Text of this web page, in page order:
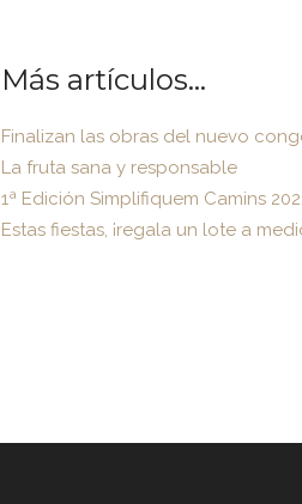
Más artículos...
Finalizan las obras del nuevo
La fruta sana y responsable
1ª Edición Simplifiquem Camins
Estas fiestas, ¡regala un lote a